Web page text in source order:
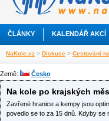
ČLÁNKY KALENDÁŘ AKCÍ
NaKole.cz > Diskuse > Cestování
Země: Česko
Na kole po krajských
Zavřené hranice a kempy jsou
povedlo se to za 15 dnů. Kdyby se